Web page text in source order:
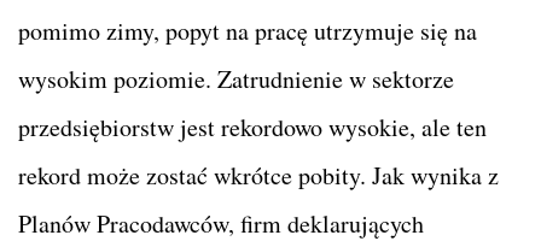
pomimo zimy, popyt na pracę utrzymuje się na
wysokim poziomie. Zatrudnienie w sektorze
przedsiębiorstw jest rekordowo wysokie, ale ten
rekord może zostać wkrótce pobity. Jak wynika z
Planów Pracodawców, firm deklarujących